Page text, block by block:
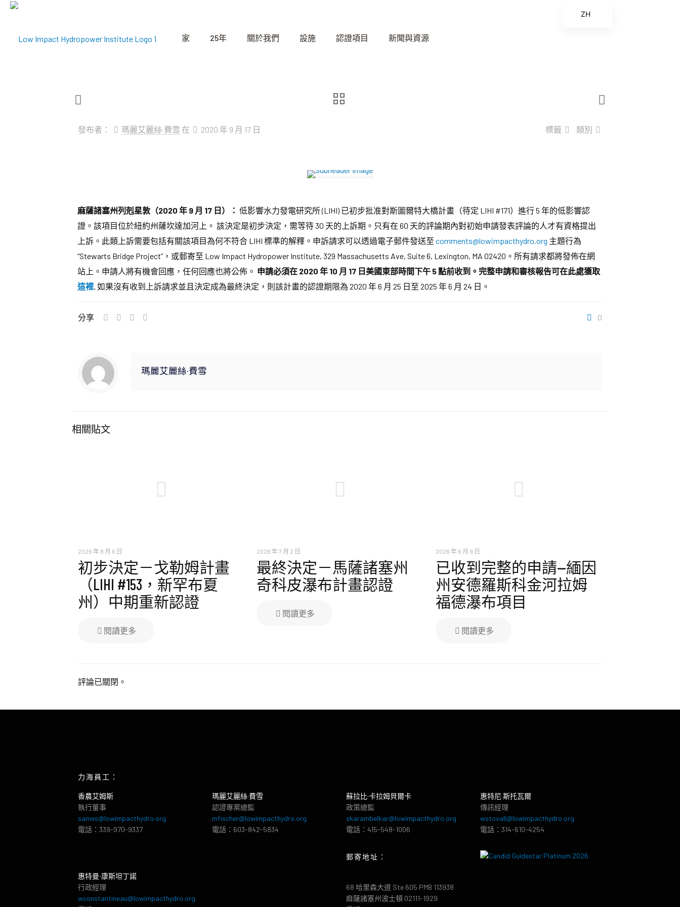
家 25年 關於我們 設施 認證項目 新聞與資源
發布者： 瑪麗艾麗絲·費雪 在 2020 年 9 月 17 日 類別
標籤
麻薩諸塞州列剋星敦（2020 年 9 月 17 日）： 低影響水力發電研究所 (LIHI) 已初步批准對斯圖爾特大橋計畫（待定 LIHI #171）進行 5 年的低影響認
證。該項目位於紐約州薩坎達加河上。 該決定是初步決定，需等待 30 天的上訴期。只有在 60 天的評論期內對初始申請發表評論的人才有資格提出
上訴。此類上訴需要包括有關該項目為何不符合 LIHI 標準的解釋。申訴請求可以透過電子郵件發送至 comments@lowimpacthydro.org 主題行為
“Stewarts Bridge Project”，或郵寄至 Low Impact Hydropower Institute, 329 Massachusetts Ave, Suite 6, Lexington, MA 02420。所有請求都將發佈在網
站上。申請人將有機會回應，任何回應也將公佈。 申請必須在 2020 年 10 月 17 日美國東部時間下午 5 點前收到。完整申請和審核報告可在此處獲取
這裡. 如果沒有收到上訴請求並且決定成為最終決定，則該計畫的認證期限為 2020 年 6 月 25 日至 2025 年 6 月 24 日。
分享 0
瑪麗艾麗絲·費雪
相關貼文
2026 年 8 月 6 日
初步決定－戈勒姆計畫
（LIHI #153，新罕布夏
州）中期重新認證
閱讀更多
2026 年 7 月 2 日
最終決定－馬薩諸塞州
奇科皮瀑布計畫認證
閱讀更多
2026 年 6 月 9 日
已收到完整的申請—緬因
州安德羅斯科金河拉姆
福德瀑布項目
閱讀更多
評論已關閉。
力海員工：
香農艾姆斯
執行董事
sames@lowimpacthydro.org
電話：339-970-9337
惠特曼‧康斯坦丁諾
行政經理
wconstantineau@lowimpacthydro.org
瑪麗艾麗絲·費雪
認證專案總監
mfischer@lowimpacthydro.org
電話：603-842-5834
蘇拉比·卡拉姆貝爾卡
政策總監
skarambelkar@lowimpacthydro.org
電話：415-548-1006
郵寄地址：
68 哈里森大道 Ste 605 PMB 113938
麻薩諸塞州波士頓 02111-1929
惠特尼·斯托瓦爾
傳訊經理
wstovall@lowimpacthydro.org
電話：314-610-4254
ZH